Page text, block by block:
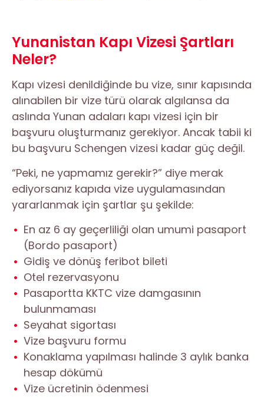
Yunanistan Kapı Vizesi Şartları
Neler?
Kapı vizesi denildiğinde bu vize, sınır kapısında
alınabilen bir vize türü olarak algılansa da
aslında Yunan adaları kapı vizesi için bir
başvuru oluşturmanız gerekiyor. Ancak tabii ki
bu başvuru Schengen vizesi kadar güç değil.
“Peki, ne yapmamız gerekir?” diye merak
ediyorsanız kapıda vize uygulamasından
yararlanmak için şartlar şu şekilde:
En az 6 ay geçerliliği olan umumi pasaport
(Bordo pasaport)
Gidiş ve dönüş feribot bileti
Otel rezervasyonu
Pasaportta KKTC vize damgasının
bulunmaması
Seyahat sigortası
Vize başvuru formu
Konaklama yapılması halinde 3 aylık banka
hesap dökümü
Vize ücretinin ödenmesi